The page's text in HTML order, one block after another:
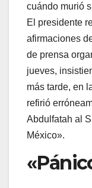
cuándo murió
El presidente
afirmaciones
de prensa
jueves,
más tarde, en
refirió
Abdulfatah al
México».